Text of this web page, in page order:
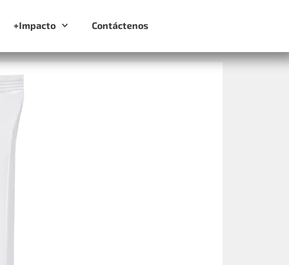
+Impacto Contáctenos